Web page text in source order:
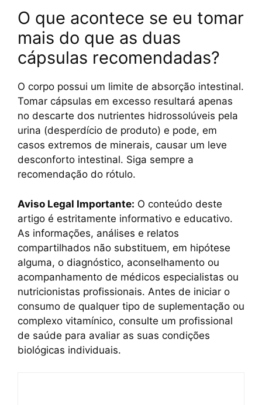
O que acontece se eu tomar
mais do que as duas
cápsulas recomendadas?
O corpo possui um limite de absorção intestinal.
Tomar cápsulas em excesso resultará apenas
no descarte dos nutrientes hidrossolúveis pela
urina (desperdício de produto) e pode, em
casos extremos de minerais, causar um leve
desconforto intestinal. Siga sempre a
recomendação do rótulo.
Aviso Legal Importante: O conteúdo deste
artigo é estritamente informativo e educativo.
As informações, análises e relatos
compartilhados não substituem, em hipótese
alguma, o diagnóstico, aconselhamento ou
acompanhamento de médicos especialistas ou
nutricionistas profissionais. Antes de iniciar o
consumo de qualquer tipo de suplementação ou
complexo vitamínico, consulte um profissional
de saúde para avaliar as suas condições
biológicas individuais.